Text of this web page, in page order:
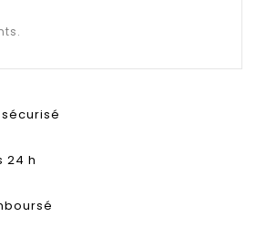
sécurisé
24 h